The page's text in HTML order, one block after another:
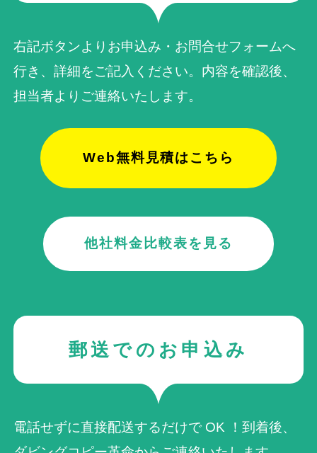
右記ボタンよりお申込み・お問合せフォームへ
行き、詳細をご記入ください。内容を確認後、
担当者よりご連絡いたします。
Web無料見積はこちら
他社料金比較表を見る
郵送でのお申込み
電話せずに直接配送するだけで OK ！到着後、